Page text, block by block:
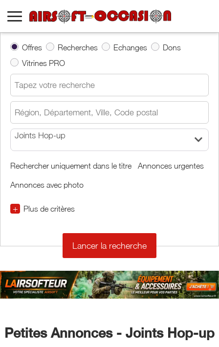
Offres Recherches Echanges
Dons
Vitrines PRO
Joints Hop-up
Rechercher uniquement dans le titre Annonces urgentes
Annonces avec photo
+ Plus de critères
Petites Annonces - Joints Hop-up